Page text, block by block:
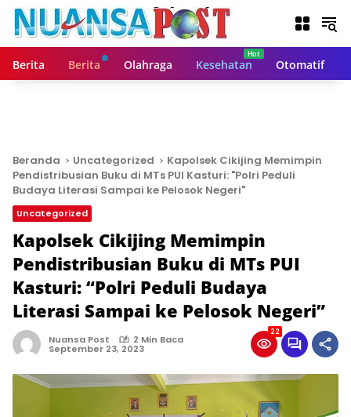
Berita Berita Olahraga Kesehatan Otomatif
Beranda Uncategorized
Kapolsek Cikijing Memimpin
Pendistribusian Buku di MTs PUI Kasturi: "Polri Peduli
Budaya Literasi Sampai ke Pelosok Negeri"
Uncategorized
Kapolsek Cikijing Memimpin
Pendistribusian Buku di MTs PUI
Kasturi: “Polri Peduli Budaya
Literasi Sampai ke Pelosok Negeri”
Nuansa Post 2 Min Baca
September 23, 2023
22